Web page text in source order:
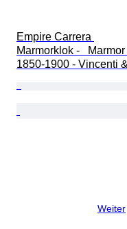
Empire Carrera
Marmorklok -   Marmor
1850-1900 - Vincenti
Weiter